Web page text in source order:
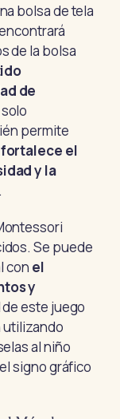
bolsa de tela
de la bolsa
de
solo
permite
el
y la
Se puede
con el
y
este juego
utilizando
al niño
signo gráfico